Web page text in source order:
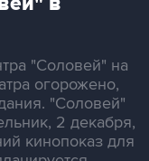
"Соловей" на
огорожено,
"Соловей"
2 декабря,
кинопоказ для